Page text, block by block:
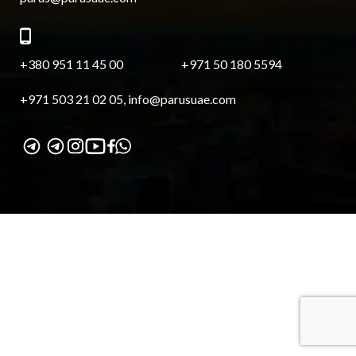
+380 951 11 45 00 +971 50 180 5594
+971 503 21 02 05, info@parusuae.com